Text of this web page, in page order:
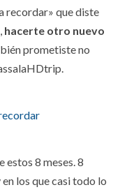
recordar» que diste
hacerte otro nuevo
prometiste no
estos 8 meses. 8
los que casi todo lo